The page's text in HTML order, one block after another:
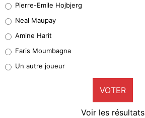
5%
1%
9%
Pierre-Emile Hojbjerg
Neal Maupay
Amine Harit
Faris Moumbagna
Un autre joueur
VOTER
Voir les résultats